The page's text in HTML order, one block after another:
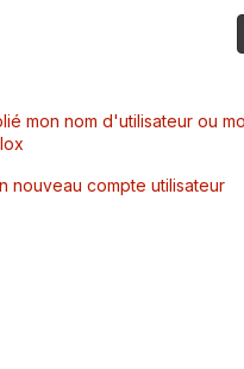
mon nom d'utilisateur ou
nouveau compte utilisateur